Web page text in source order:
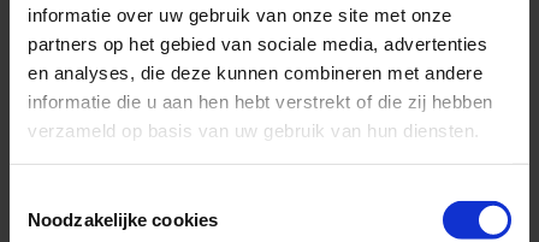
informatie over uw gebruik van onze site met onze
partners op het gebied van sociale media, advertenties
en analyses, die deze kunnen combineren met andere
informatie die u aan hen hebt verstrekt of die zij hebben
verzameld op basis van uw gebruik van hun diensten.
Selection
Noodzakelijke cookies
Werken bij Fivoor
Onze specialismen